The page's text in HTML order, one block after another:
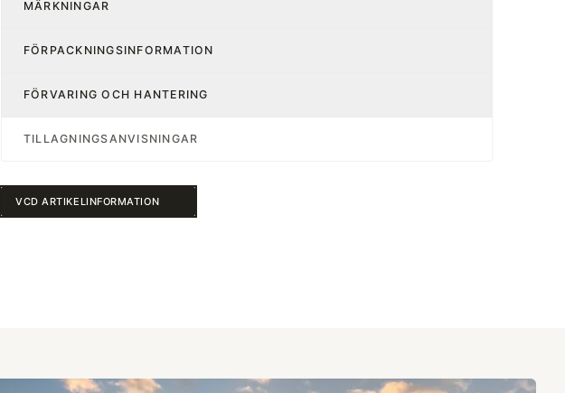
MÄRKNINGAR
FÖRPACKNINGSINFORMATION
FÖRVARING OCH HANTERING
TILLAGNINGSANVISNINGAR
VCD ARTIKELINFORMATION